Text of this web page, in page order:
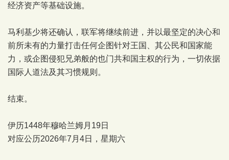
经济资产等基础设施。
马利基少将还确认，联军将继续前进，并以最坚定的决心和
前所未有的力量打击任何企图针对王国、其公民和国家能
力，或企图侵犯兄弟般的也门共和国主权的行为，一切依据
国际人道法及其习惯规则。
结束。
伊历1448年穆哈兰姆月19日
对应公历2026年7月4日，星期六